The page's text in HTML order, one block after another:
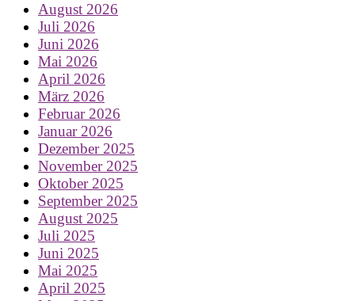
August 2026
Juli 2026
Juni 2026
Mai 2026
April 2026
März 2026
Februar 2026
Januar 2026
Dezember 2025
November 2025
Oktober 2025
September 2025
August 2025
Juli 2025
Juni 2025
Mai 2025
April 2025